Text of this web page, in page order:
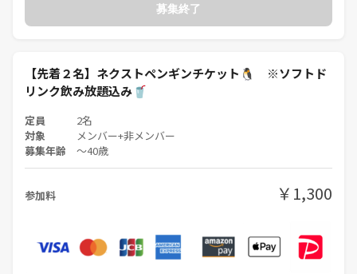
🏙️お仕事
カフェりんぐ。代表
ダイビング｜キャンプ｜スノボ｜SUP｜ポーカー｜旅
最近はベランダで野菜を愛でるのが癒しの時間です🌱
仲間”を募集中です✨
募集終了
【先着２名】ネクストペンギンチケット🐧 ※ソフトド
リンク飲み放題込み🥤
定員 2名
対象 メンバー+非メンバー
募集年齢 〜40歳
参加料 ￥1,300